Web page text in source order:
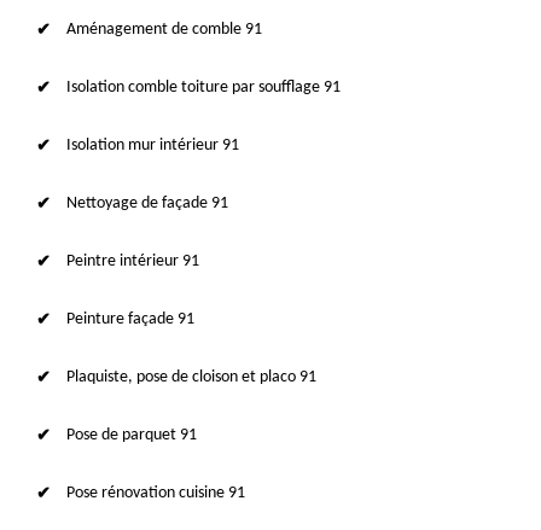
Aménagement de comble 91
Isolation comble toiture par soufflage 91
Isolation mur intérieur 91
Nettoyage de façade 91
Peintre intérieur 91
Peinture façade 91
Plaquiste, pose de cloison et placo 91
Pose de parquet 91
Pose rénovation cuisine 91